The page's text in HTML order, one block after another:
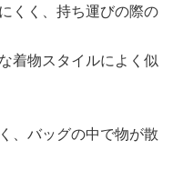
くく、持ち運びの際の
着物スタイルによく似
、バッグの中で物が散